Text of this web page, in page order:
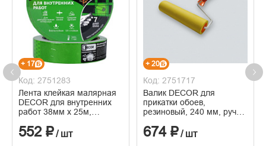
+ 17
Код: 2751283
Лента клейкая малярная
DECOR для внутренних
работ 38мм х 25м,
552 ₽/ шт
+ 20
Код: 2751717
Валик DECOR для
прикатки обоев,
резиновый, 240 мм, ручка
674 ₽/ шт